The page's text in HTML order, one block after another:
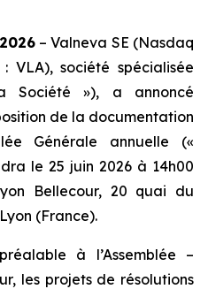
– Valneva SE (Nasdaq
VLA), société spécialisée
Société »), a annoncé
de la documentation
Générale annuelle («
le 25 juin 2026 à 14h00
Bellecour, 20 quai du
(France).
à l’Assemblée –
les projets de résolutions